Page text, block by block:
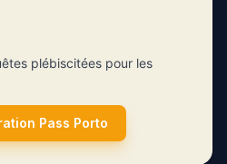
plébiscitées pour les
Pass Porto